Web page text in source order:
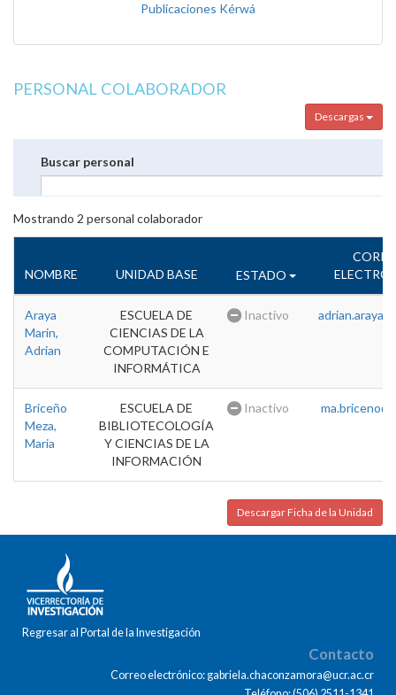
Publicaciones Kérwá
PERSONAL COLABORADOR
Descargas
Buscar personal
Mostrando 2 personal colaborador
NOMBRE UNIDAD BASE ESTADO
Araya
Marin,
Adrian
ESCUELA DE
CIENCIAS DE LA
COMPUTACIÓN E
INFORMÁTICA
Inactivo
Briceño
Meza,
Maria
ESCUELA DE
BIBLIOTECOLOGÍA
Y CIENCIAS DE LA
INFORMACIÓN
Inactivo
Descargar Ficha de la Unidad
Regresar al Portal de la Investigación
Contacto
Correo electrónico: gabriela.chaconzamora@ucr.ac.cr